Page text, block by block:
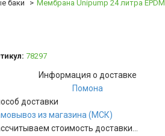
баки Мембрана Unipump 24 литра EPDM
78297
Информация о доставке
Помона
доставки
из магазина (МСК)
стоимость доставки...